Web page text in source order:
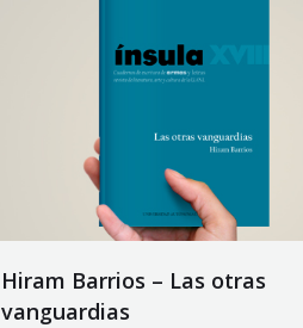
Hiram Barrios – Las otras
vanguardias